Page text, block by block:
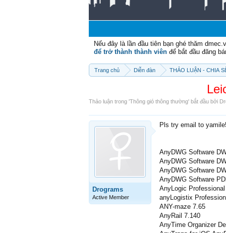
Nếu đây là lần đầu tiên bạn ghé thăm
để trở thành thành viên để bắt đầu đăng
Trang chủ Diễn đàn THẢO LUẬN - CHIA
Thảo luận trong 'Thông gió thông thường' bắt đầu bởi
Drograms
Active Member
Pls try email to
AnyDWG Software
AnyDWG Software
AnyDWG Software
AnyDWG Software
AnyLogic
anyLogistix
ANY-maze 7.65
AnyRail 7.140
AnyTime Organizer